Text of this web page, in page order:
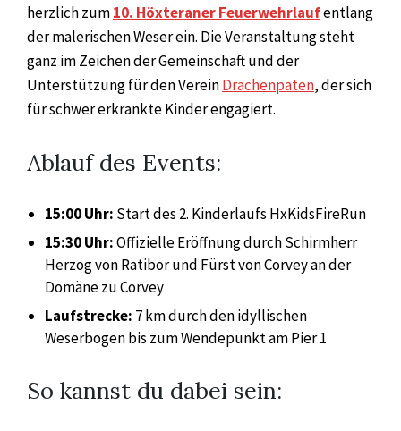
herzlich zum10. Höxteraner Feuerwehrlaufentlang
der malerischen Weser ein. Die Veranstaltung steht
ganz im Zeichen der Gemeinschaft und der
Unterstützung für den VereinDrachenpaten, der sich
für schwer erkrankte Kinder engagiert.
Ablauf des Events:
15:00 Uhr: Start des 2. Kinderlaufs HxKidsFireRun
15:30 Uhr:Offizielle Eröffnung durch Schirmherr
Herzog von Ratibor und Fürst von Corvey an der
Domäne zu Corvey
Laufstrecke: 7 km durch den idyllischen
Weserbogen bis zum Wendepunkt am Pier 1
So kannst du dabei sein: